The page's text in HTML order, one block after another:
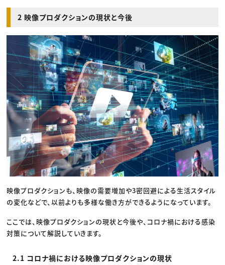
2 映像プロダクションの現状と今後
映像プロダクションも、映像の需要増加や3密回避による生活スタイル
の変化などで、以前よりも多様な働き方ができるようになっています。
ここでは、映像プロダクションの現状と今後や、コロナ禍における感染
対策について解説していきます。
2.1 コロナ禍における映像プロダクションの現状